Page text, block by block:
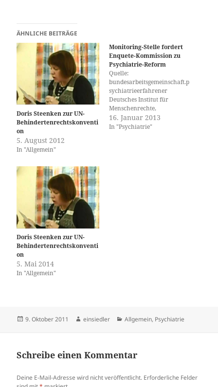
ÄHNLICHE BEITRÄGE
Doris Steenken zur UN-
Behindertenrechtskonventi
on
5. August 2012
In "Allgemein"
Monitoring-Stelle fordert
Enquete-Kommission zu
Psychiatrie-Reform
Quelle:
bundesarbeitsgemeinschaft.p
sychiatrieerfahrener
Deutsches Institut für
Menschenrechte,
Pressemitteilung, 16. Januar
2013 Monitoring-Stelle
16. Januar 2013
In "Psychiatrie"
Doris Steenken zur UN-
Behindertenrechtskonventi
on
5. Mai 2014
In "Allgemein"
Veröffentlicht
9. Oktober 2011 Autor
einsiedler Kategorien
Allgemein, Psychiatrie
Schreibe einen Kommentar
Deine E-Mail-Adresse wird nicht veröffentlicht. Erforderliche Felder